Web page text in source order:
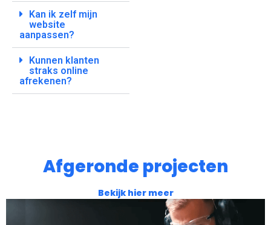
Kan ik zelf mijn
website
aanpassen?
Kunnen klanten
straks online
afrekenen?
Afgeronde projecten
Bekijk hier meer